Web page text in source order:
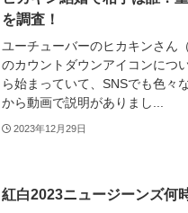
を調査！
ユーチューバーのヒカキンさん
のカウントダウンアイコンにつ
ら始まっていて、SNSでも色々
から動画で説明がありまし...
2023年12月29日
紅白2023ニュージーンズ何